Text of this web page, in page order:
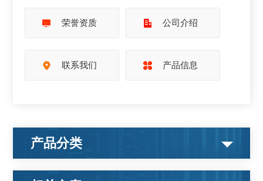
荣誉资质 公司介绍
联系我们 产品信息
产品分类